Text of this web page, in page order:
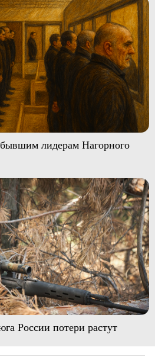
лидерам Нагорного
России потери растут